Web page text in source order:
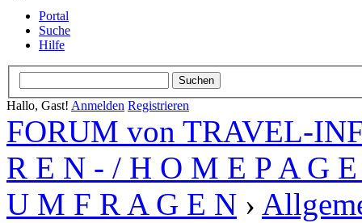
Portal
Suche
Hilfe
Hallo, Gast! Anmelden Registrieren
FORUM von TRAVEL-
R E N - / H O M E P A G
U M F R A G E N ›